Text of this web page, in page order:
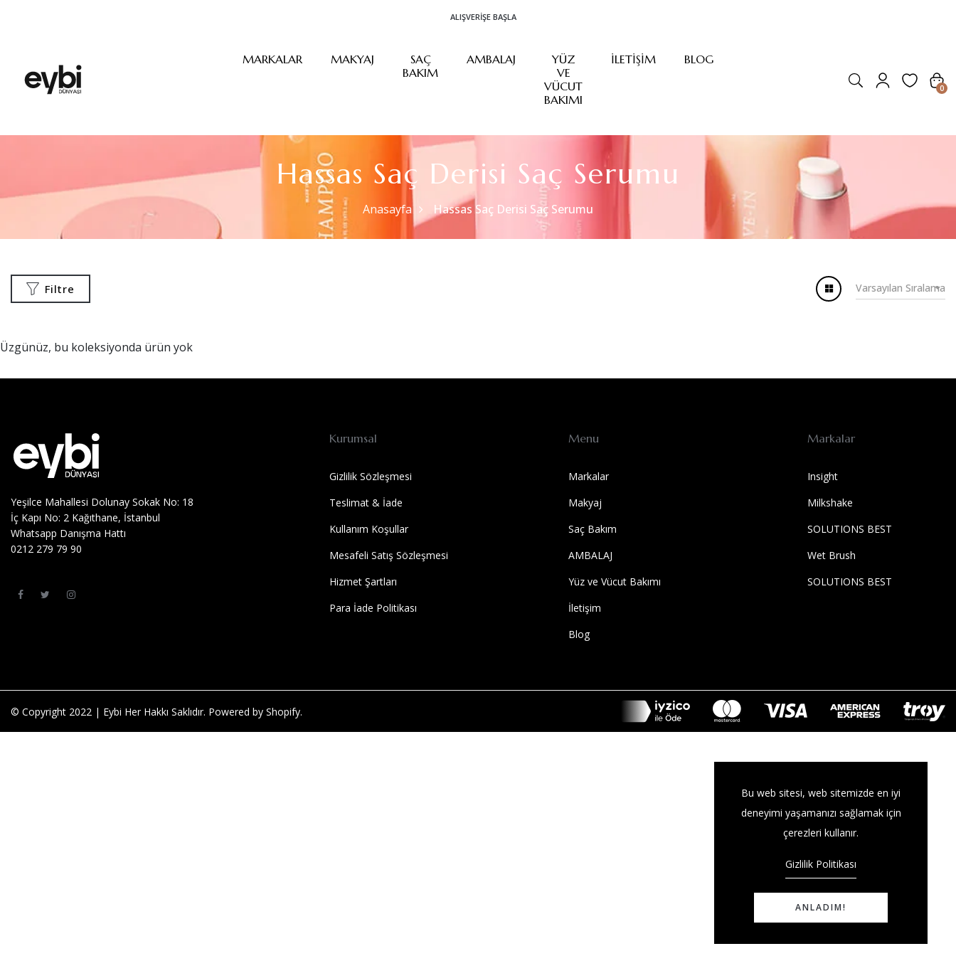
ALIŞVERIŞE BAŞLA
MARKALAR MAKYAJ
SAÇ
BAKIM
AMBALAJ
YÜZ
VE
VÜCUT
BAKIMI
İLETIŞIM BLOG
0
Hassas Saç Derisi Saç Serumu
Anasayfa Hassas Saç Derisi Saç Serumu
Filtre Varsayılan Sıralama
Üzgünüz, bu koleksiyonda ürün yok
Yeşilce Mahallesi Dolunay Sokak No: 18
İç Kapı No: 2 Kağıthane, İstanbul
Whatsapp Danışma Hattı
0212 279 79 90
Kurumsal
Gizlilik Sözleşmesi
Teslimat & İade
Kullanım Koşullar
Mesafeli Satış Sözleşmesi
Hizmet Şartları
Para İade Politikası
Menu
Markalar
Makyaj
Saç Bakım
AMBALAJ
Yüz ve Vücut Bakımı
İletişim
Blog
Markalar
Insight
Milkshake
SOLUTIONS BEST
Wet Brush
SOLUTIONS BEST
© Copyright 2022 | Eybi Her Hakkı Saklıdır. Powered by Shopify.
Bu web sitesi, web sitemizde en iyi
deneyimi yaşamanızı sağlamak için
çerezleri kullanır.
Gizlilik Politikası
ANLADIM!